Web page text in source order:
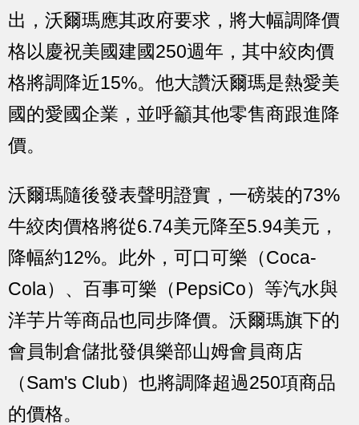
出，沃爾瑪應其政府要求，將大幅調降價
格以慶祝美國建國250週年，其中絞肉價
格將調降近15%。他大讚沃爾瑪是熱愛美
國的愛國企業，並呼籲其他零售商跟進降
價。
沃爾瑪隨後發表聲明證實，一磅裝的73%
牛絞肉價格將從6.74美元降至5.94美元，
降幅約12%。此外，可口可樂（Coca-
Cola）、百事可樂（PepsiCo）等汽水與
洋芋片等商品也同步降價。沃爾瑪旗下的
會員制倉儲批發俱樂部山姆會員商店
（Sam's Club）也將調降超過250項商品
的價格。